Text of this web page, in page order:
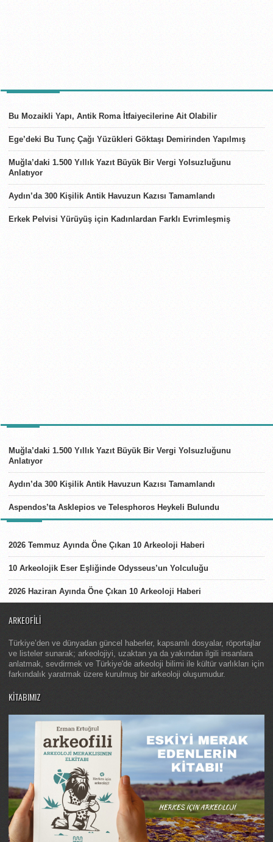
Bu Mozaikli Yapı, Antik Roma İtfaiyecilerine Ait Olabilir
Ege’deki Bu Tunç Çağı Yüzükleri Göktaşı Demirinden Yapılmış
Muğla’daki 1.500 Yıllık Yazıt Büyük Bir Vergi Yolsuzluğunu
Anlatıyor
Aydın’da 300 Kişilik Antik Havuzun Kazısı Tamamlandı
Erkek Pelvisi Yürüyüş için Kadınlardan Farklı Evrimleşmiş
Muğla’daki 1.500 Yıllık Yazıt Büyük Bir Vergi Yolsuzluğunu
Anlatıyor
Aydın’da 300 Kişilik Antik Havuzun Kazısı Tamamlandı
Aspendos’ta Asklepios ve Telesphoros Heykeli Bulundu
2026 Temmuz Ayında Öne Çıkan 10 Arkeoloji Haberi
10 Arkeolojik Eser Eşliğinde Odysseus’un Yolculuğu
2026 Haziran Ayında Öne Çıkan 10 Arkeoloji Haberi
ARKEOFILI
Türkiye’den ve dünyadan güncel haberler, kapsamlı dosyalar, röportajlar
ve listeler sunarak; arkeolojiyi, uzaktan ya da yakından ilgili insanlara
anlatmak, sevdirmek ve Türkiye'de arkeoloji bilimi ile kültür varlıkları için
farkındalık yaratmak üzere kurulmuş bir arkeoloji oluşumudur.
KITABIMIZ